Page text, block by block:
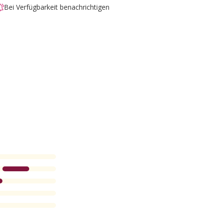
Bei Verfügbarkeit benachrichtigen